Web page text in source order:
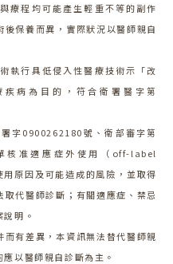
療程均可能產生輕重不等的副作
保養而異，實際狀況以醫師親自
執行具低侵入性醫療技術示「改
病為目的，符合衛署醫字第
字0900262180號、衛部審字第
核准適應症外使用（off-label
原因及可能造成的風險，並取得
代醫師診斷；有關適應症、禁忌
明。
有差異，本資訊無法替代醫師親
以醫師親自診斷為主。